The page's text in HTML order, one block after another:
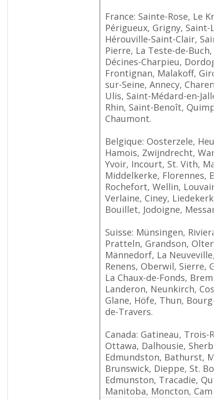
France: Sainte-Rose, Le
Périgueux, Grigny, Saint-
Hérouville-Saint-Clair,
Pierre, La Teste-de-Buch,
Décines-Charpieu,
Frontignan, Malakoff,
sur-Seine, Annecy,
Ulis, Saint-Médard-en-
Rhin, Saint-Benoît,
Chaumont.
Belgique: Oosterzele,
Hamois, Zwijndrecht,
Yvoir, Incourt, St. Vith,
Middelkerke, Florennes,
Rochefort, Wellin,
Verlaine, Ciney,
Bouillet, Jodoigne,
Suisse: Münsingen,
Pratteln, Grandson, Olten,
Männedorf, La Neuveville,
Renens, Oberwil, Sierre,
La Chaux-de-Fonds,
Landeron, Neunkirch,
Glane, Höfe, Thun, Bourg-
de-Travers.
Canada: Gatineau, Trois-
Ottawa, Dalhousie,
Edmundston, Bathurst,
Brunswick, Dieppe, St.
Edmunston, Tracadie,
Manitoba, Moncton,